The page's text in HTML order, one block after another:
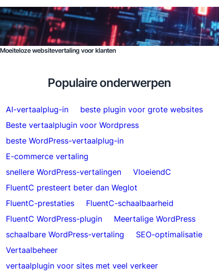
Moeiteloze websitevertaling voor klanten
Populaire onderwerpen
AI-vertaalplug-in
beste plugin voor grote websites
Beste vertaalplugin voor Wordpress
beste WordPress-vertaalplug-in
E-commerce vertaling
snellere WordPress-vertalingen
VloeiendC
FluentC presteert beter dan Weglot
FluentC-prestaties
FluentC-schaalbaarheid
FluentC WordPress-plugin
Meertalige WordPress
schaalbare WordPress-vertaling
SEO-optimalisatie
Vertaalbeheer
vertaalplugin voor sites met veel verkeer